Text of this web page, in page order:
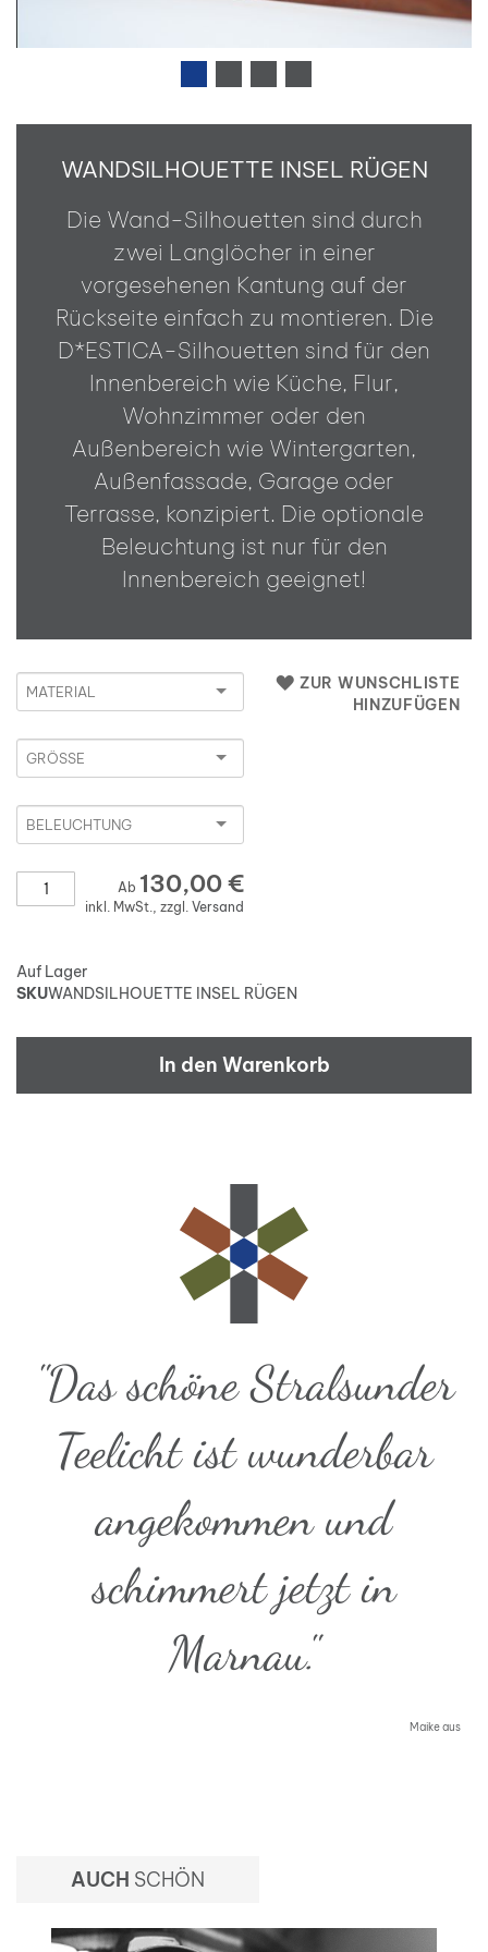
WANDSILHOUETTE INSEL RÜGEN
Die Wand-Silhouetten sind durch
zwei Langlöcher in einer
vorgesehenen Kantung auf der
Rückseite einfach zu montieren. Die
D*ESTICA-Silhouetten sind für den
Innenbereich wie Küche, Flur,
Wohnzimmer oder den
Außenbereich wie Wintergarten,
Außenfassade, Garage oder
Terrasse, konzipiert. Die optionale
Beleuchtung ist nur für den
Innenbereich geeignet!
Material
Größe
Beleuchtung
Anzahl Ab 130,00 €
inkl. MwSt., zzgl. Versand
ZUR WUNSCHLISTE
HINZUFÜGEN
Auf Lager
SKUWANDSILHOUETTE INSEL RÜGEN
In den Warenkorb
"Das schöne Stralsunder
Teelicht ist wunderbar
angekommen und
schimmert jetzt in
Marnau."
Maike aus
AUCH SCHÖN